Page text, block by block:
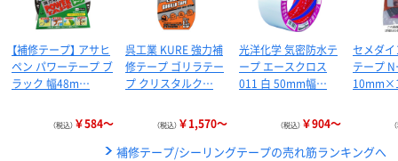
【補修テープ】 アサヒ
ペン パワーテープ ブ
ラック 幅48m…
（税込） ￥584～
呉工業 KURE 強力補
修テープ ゴリラテー
プ クリスタルク…
（税込） ￥1,570～
光洋化学 気密防水テ
ープ エースクロス
011 白 50mm幅…
（税込） ￥904～
セメダ
テープ
補修テープ/シーリングテープの売れ筋ランキングへ